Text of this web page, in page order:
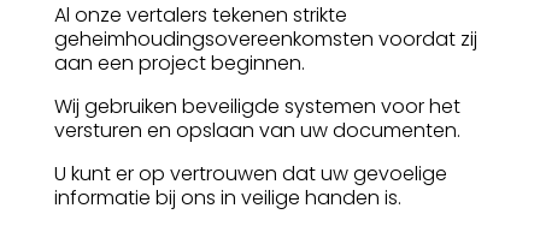
Al onze vertalers tekenen strikte
geheimhoudingsovereenkomsten voordat zij
aan een project beginnen.
Wij gebruiken beveiligde systemen voor het
versturen en opslaan van uw documenten.
U kunt er op vertrouwen dat uw gevoelige
informatie bij ons in veilige handen is.